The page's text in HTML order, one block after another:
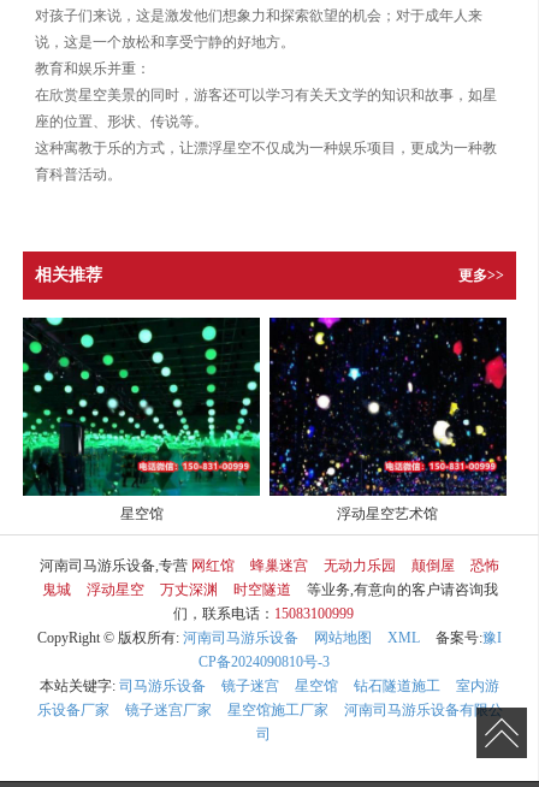
对孩子们来说，这是激发他们想象力和探索欲望的机会；对于成年人来
说，这是一个放松和享受宁静的好地方。
教育和娱乐并重：
在欣赏星空美景的同时，游客还可以学习有关天文学的知识和故事，如星
座的位置、形状、传说等。
这种寓教于乐的方式，让漂浮星空不仅成为一种娱乐项目，更成为一种教
育科普活动。
相关推荐 更多>>
星空馆 浮动星空艺术馆
河南司马游乐设备,专营 网红馆 蜂巢迷宫 无动力乐园 颠倒屋
恐怖
鬼城
浮动星空 万丈深渊 时空隧道
等业务,有意向的客户请咨询我
们，联系电话： 15083100999
CopyRight © 版权所有: 河南司马游乐设备 网站地图 XML 备案号:豫I
CP备2024090810号-3
本站关键字: 司马游乐设备 镜子迷宫 星空馆 钻石隧道施工
室内游
乐设备厂家
镜子迷宫厂家 星空馆施工厂家
河南司马游乐设备有限公
司